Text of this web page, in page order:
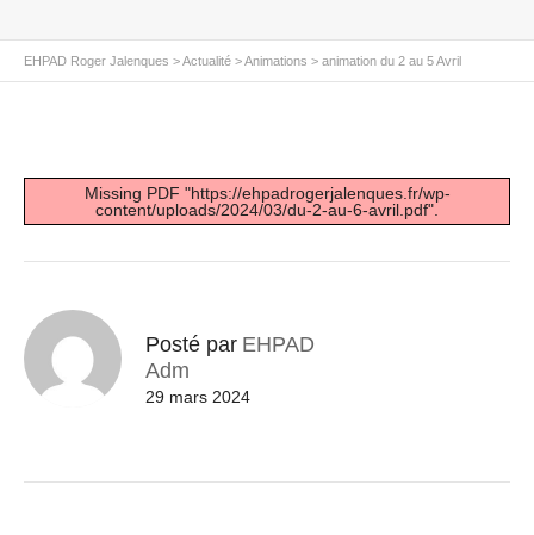
EHPAD Roger Jalenques >Actualité >Animations > animation du 2 au 5 Avril
Missing PDF "https://ehpadrogerjalenques.fr/wp-
content/uploads/2024/03/du-2-au-6-avril.pdf".
Posté par EHPAD
Adm
29 mars 2024